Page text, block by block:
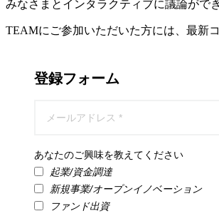
みなさまとインタラクティブに議論がで
TEAMにご参加いただいた方には、最新
登録フォーム
あなたのご興味を教えてください
起業/資金調達
新規事業/オープンイノベーション
ファンド出資